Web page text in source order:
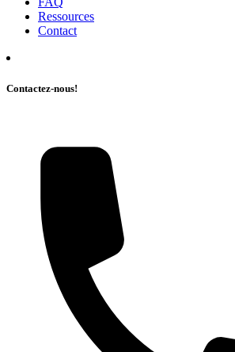
Ressources
Contact
Contactez-nous!